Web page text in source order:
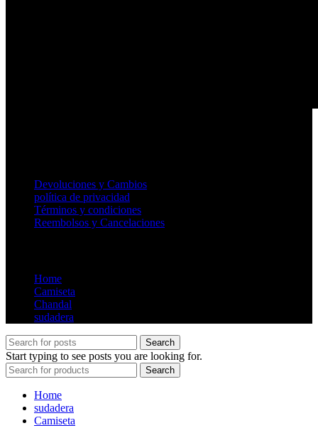
Devoluciones y Cambios
política de privacidad
Términos y condiciones
Reembolsos y Cancelaciones
Home
Camiseta
Chandal
sudadera
Search
Start typing to see posts you are looking for.
Search
Home
sudadera
Camiseta